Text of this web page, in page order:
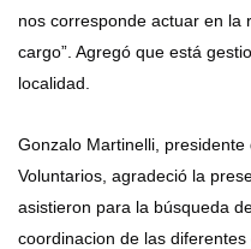
nos corresponde actuar en la
cargo”. Agregó que está
localidad.
Gonzalo Martinelli,
Voluntarios, agradeció la
asistieron para la búsqueda
coordinacion de las